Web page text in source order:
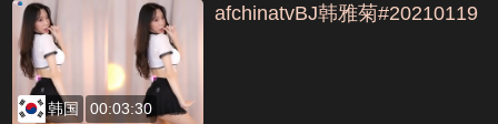
韩国 00:03:30
afchinatvBJ韩雅菊#20210119